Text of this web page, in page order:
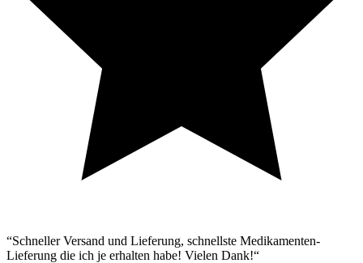
“Schneller Versand und Lieferung, schnellste Medikamenten-
Lieferung die ich je erhalten habe! Vielen Dank!“